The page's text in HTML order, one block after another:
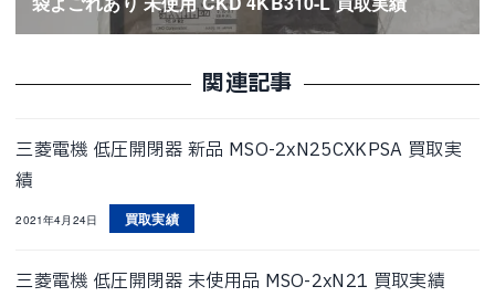
関連記事
三菱電機 低圧開閉器 新品 MSO-2xN25CXKPSA 買取実
績
2021年4月24日 買取実績
三菱電機 低圧開閉器 未使用品 MSO-2xN21 買取実績